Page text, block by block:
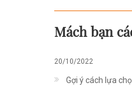
Mách bạn
20/10/2022
Gợi ý cách lựa